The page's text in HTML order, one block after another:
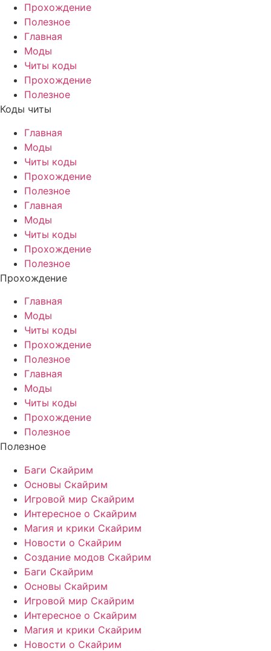
Прохождение
Полезное
Главная
Моды
Читы коды
Прохождение
Полезное
Коды читы
Главная
Моды
Читы коды
Прохождение
Полезное
Главная
Моды
Читы коды
Прохождение
Полезное
Прохождение
Главная
Моды
Читы коды
Прохождение
Полезное
Главная
Моды
Читы коды
Прохождение
Полезное
Полезное
Баги Скайрим
Основы Скайрим
Игровой мир Скайрим
Интересное о Скайрим
Магия и крики Скайрим
Новости о Скайрим
Создание модов Скайрим
Баги Скайрим
Основы Скайрим
Игровой мир Скайрим
Интересное о Скайрим
Магия и крики Скайрим
Новости о Скайрим